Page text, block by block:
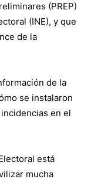
(PREP)
(INE), y que
de la
de la
se instalaron
en el
está
mucha